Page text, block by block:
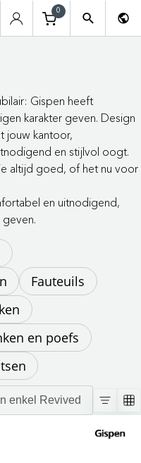
0
Gispen heeft
karakter geven. Design
jouw kantoor,
en stijlvol oogt.
altijd goed, of het nu voor
en uitnodigend,
Fauteuils
en poefs
enkel Revived